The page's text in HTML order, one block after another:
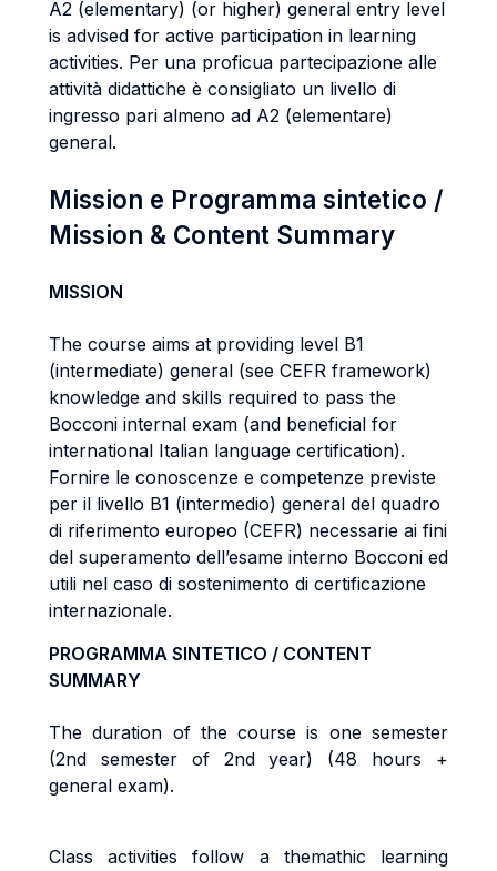
A2 (elementary) (or higher) general entry level
is advised for active participation in learning
activities. Per una proficua partecipazione alle
attività didattiche è consigliato un livello di
ingresso pari almeno ad A2 (elementare)
general.
Mission e Programma sintetico /
Mission & Content Summary
MISSION
The course aims at providing level B1
(intermediate) general (see CEFR framework)
knowledge and skills required to pass the
Bocconi internal exam (and beneficial for
international Italian language certification).
Fornire le conoscenze e competenze previste
per il livello B1 (intermedio) general del quadro
di riferimento europeo (CEFR) necessarie ai fini
del superamento dell’esame interno Bocconi ed
utili nel caso di sostenimento di certificazione
internazionale.
PROGRAMMA SINTETICO / CONTENT
SUMMARY
The duration of the course is one semester
(2nd semester of 2nd year) (48 hours +
general exam).
Class activities follow a themathic learning